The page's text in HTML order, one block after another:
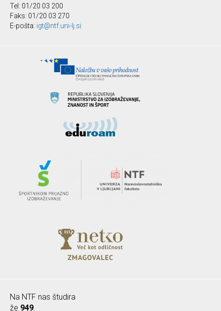
Tel: 01/20 03 200
Faks: 01/20 03 270
E-pošta: igt@ntf.uni-lj.si
Na NTF nas študira
že 949.